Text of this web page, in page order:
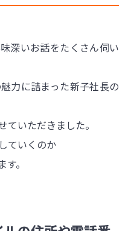
深いお話をたくさん伺い
力に詰まった新子社長の
ていただきました。
ていくのか
。